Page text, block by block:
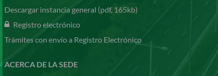
Descargar instancia general (pdf, 165kb)
Registro electrónico
Trámites con envío a Registro Electrónico
ACERCA DE LA SEDE